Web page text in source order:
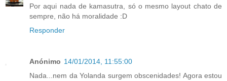
Por aqui nada de kamasutra, só o mesmo layout chato de
sempre, não há moralidade :D
Responder
Anónimo 14/01/2014, 11:55:00
Nada...nem da Yolanda surgem obscenidades! Agora estou